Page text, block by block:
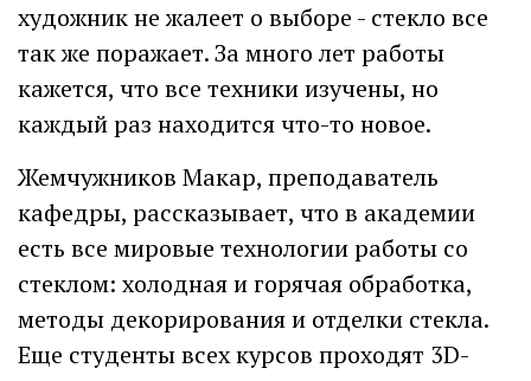
художник не жалеет о выборе - стекло все
так же поражает. За много лет работы
кажется, что все техники изучены, но
каждый раз находится что-то новое.
Жемчужников Макар, преподаватель
кафедры, рассказывает, что в академии
есть все мировые технологии работы со
стеклом: холодная и горячая обработка,
методы декорирования и отделки стекла.
Еще студенты всех курсов проходят 3D-